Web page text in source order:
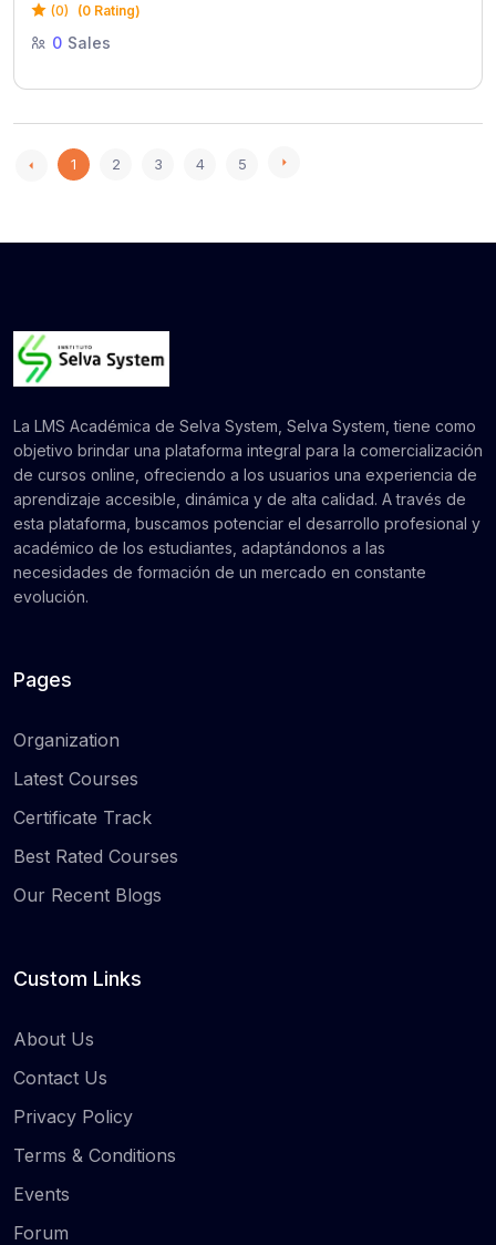
(0) (0 Rating)
0 Sales
1 2 3 4 5
La LMS Académica de Selva System, Selva System, tiene como
objetivo brindar una plataforma integral para la comercialización
de cursos online, ofreciendo a los usuarios una experiencia de
aprendizaje accesible, dinámica y de alta calidad. A través de
esta plataforma, buscamos potenciar el desarrollo profesional y
académico de los estudiantes, adaptándonos a las
necesidades de formación de un mercado en constante
evolución.
Pages
Organization
Latest Courses
Certificate Track
Best Rated Courses
Our Recent Blogs
Custom Links
About Us
Contact Us
Privacy Policy
Terms & Conditions
Events
Forum